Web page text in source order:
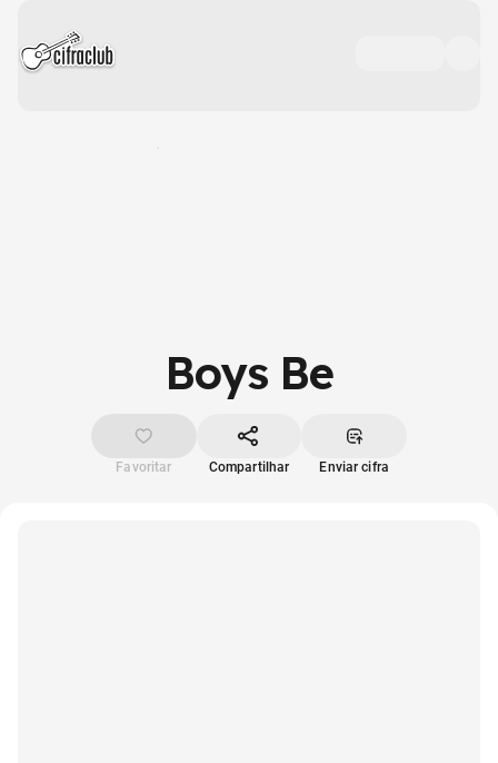
Boys Be
Favoritar Compartilhar Enviar cifra